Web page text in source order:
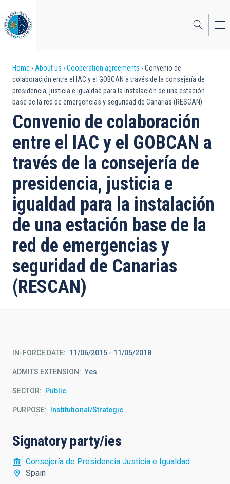
to
main
content
Breadcrumb
Home About us Cooperation agreements
Convenio de
colaboración entre el IAC y el GOBCAN a través de la consejería de
presidencia, justicia e igualdad para la instalación de una estación
base de la red de emergencias y seguridad de Canarias (RESCAN)
Convenio de colaboración
entre el IAC y el GOBCAN a
través de la consejería de
presidencia, justicia e
igualdad para la instalación
de una estación base de la
red de emergencias y
seguridad de Canarias
(RESCAN)
IN-FORCE DATE 11/06/2015 - 11/05/2018
ADMITS EXTENSION Yes
SECTOR Public
PURPOSE Institutional/Strategic
Signatory party/ies
Consejería de Presidencia Justicia e Igualdad
Spain